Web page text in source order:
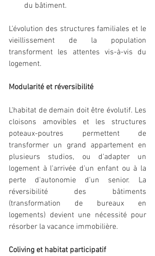
du bâtiment.
L'évolution des structures familiales et le
vieillissement de la population
transforment les attentes vis-à-vis du
logement.
Modularité et réversibilité
L'habitat de demain doit être évolutif. Les
cloisons amovibles et les structures
poteaux-poutres permettent de
transformer un grand appartement en
plusieurs studios, ou d'adapter un
logement à l'arrivée d'un enfant ou à la
perte d'autonomie d'un senior. La
réversibilité des bâtiments
(transformation de bureaux en
logements) devient une nécessité pour
résorber la vacance immobilière.
Coliving et habitat participatif